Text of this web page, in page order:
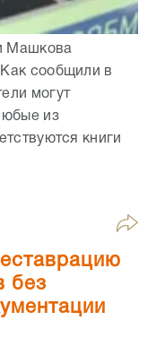
Машкова
сообщили в
могут
из
книги
без